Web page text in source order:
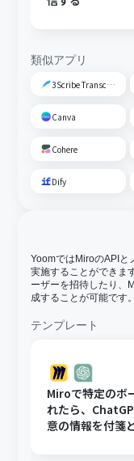
類似アプリ
3Scribe Transcription
Canva
Cohere
Dify
YoomではMiroのAPIと
実施することができま
ーザーを招待したり、
成することが可能です。
テンプレート
Miroで特定のボ
れたら、
意の情報を付箋